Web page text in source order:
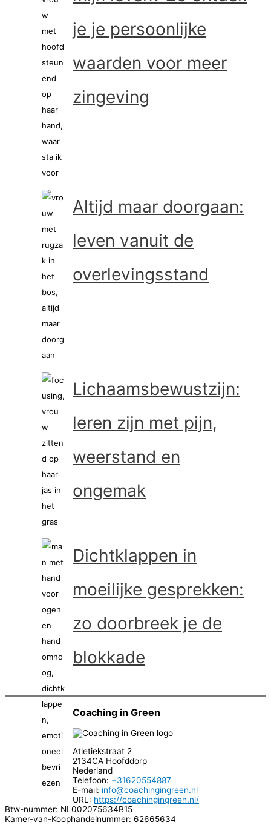
je je persoonlijke
waarden voor meer
zingeving
Altijd maar doorgaan:
leven vanuit de
overlevingsstand
Lichaamsbewustzijn:
leren zijn met pijn,
weerstand en
ongemak
Dichtklappen in
moeilijke gesprekken:
zo doorbreek je de
blokkade
Coaching in Green
Atletiekstraat 2
2134CA Hoofddorp
Nederland
Telefoon: +31620554887
E-mail: info@coachingingreen.nl
URL: https://coachingingreen.nl/
Btw-nummer: NL002075634B15
Kamer-van-Koophandelnummer: 62665634